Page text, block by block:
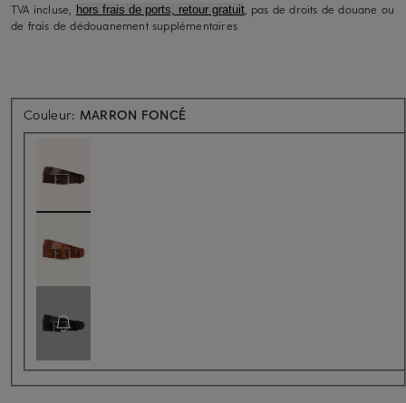
TVA incluse, hors frais de ports, retour gratuit, pas de droits de douane ou
de frais de dédouanement supplémentaires
Couleur: MARRON FONCÉ